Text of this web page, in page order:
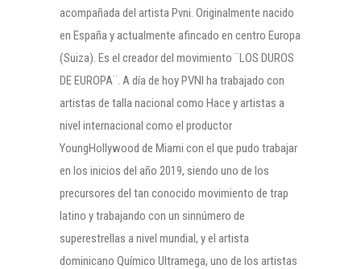
acompañada del artista Pvni. Originalmente nacido
en España y actualmente afincado en centro Europa
(Suiza). Es el creador del movimiento ¨LOS DUROS
DE EUROPA¨. A día de hoy PVNI ha trabajado con
artistas de talla nacional como Hace y artistas a
nivel internacional como el productor
YoungHollywood de Miami con el que pudo trabajar
en los inicios del año 2019, siendo uno de los
precursores del tan conocido movimiento de trap
latino y trabajando con un sinnúmero de
superestrellas a nivel mundial, y el artista
dominicano Químico Ultramega, uno de los artistas